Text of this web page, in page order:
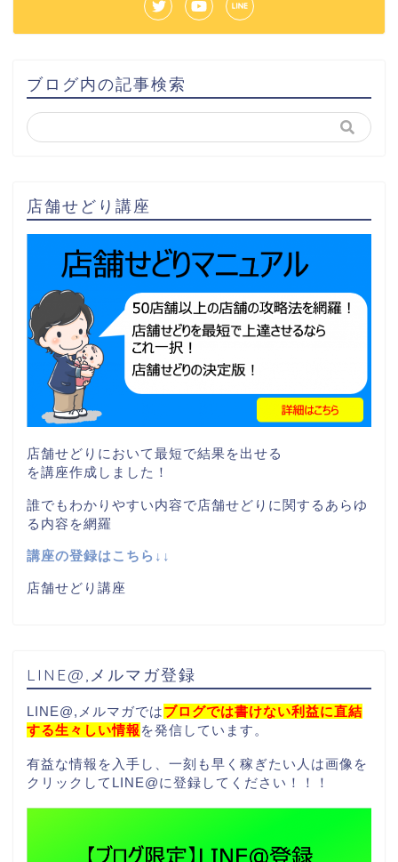
ブログ内の記事検索
店舗せどり講座
店舗せどりにおいて最短で結果を出せる
を講座作成しました！
誰でもわかりやすい内容で店舗せどりに関するあらゆ
る内容を網羅
講座の登録はこちら↓↓
店舗せどり講座
LINE@,メルマガ登録
LINE@,メルマガではブログでは書けない利益に直結
する生々しい情報 を発信しています。
有益な情報を入手し、一刻も早く稼ぎたい人は画像を
クリックしてLINE@に登録してください！！！